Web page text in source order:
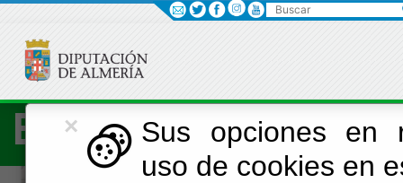
×
Sus opciones en
uso de cookies en
Economía
Buscar